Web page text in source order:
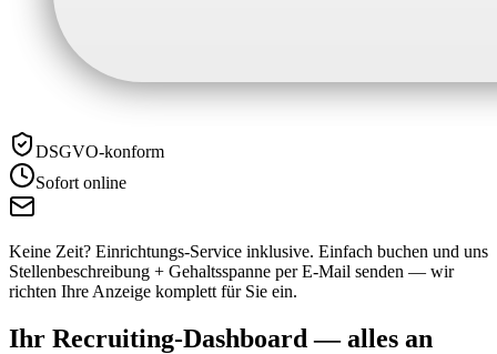
DSGVO-konform
Sofort online
Keine Zeit? Einrichtungs-Service inklusive. Einfach buchen und uns
Stellenbeschreibung + Gehaltsspanne per E-Mail senden — wir
richten Ihre Anzeige komplett für Sie ein.
Ihr Recruiting-Dashboard — alles an